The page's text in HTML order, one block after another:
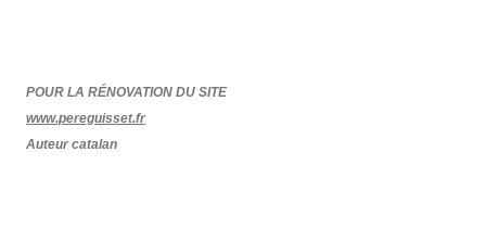
POUR LA RÉNOVATION DU SITE
www.pereguisset.fr
Auteur catalan